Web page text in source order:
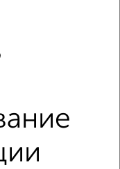
с ценой ниже